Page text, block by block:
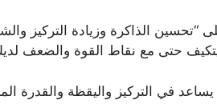
“تحسين الذاكرة وزيادة التركيز
حتى مع نقاط القوة والضعف